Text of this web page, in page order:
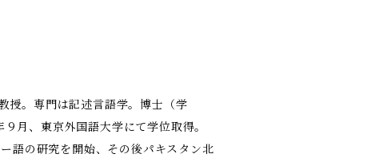
授。専門は記述言語学。博士（学
月、東京外国語大学にて学位取得。
語の研究を開始、その後パキスタン北